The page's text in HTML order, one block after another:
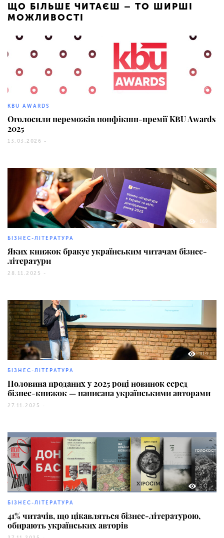
ЩО БІЛЬШЕ ЧИТАЄШ – ТО ШИРШІ
МОЖЛИВОСТІ
258
KBU AWARDS
Оголосили переможів нонфікшн-премії KBU Awards
2025
13.03.2026 -
169
БІЗНЕС-ЛІТЕРАТУРА
Яких книжок бракує українським читачам бізнес-
літератури
28.11.2025 -
314
БІЗНЕС-ЛІТЕРАТУРА
Половина проданих у 2025 році новинок серед
бізнес-книжок — написана українськими авторами
27.11.2025 -
141
БІЗНЕС-ЛІТЕРАТУРА
41% читачів, що цікавляться бізнес-літературою,
обирають українських авторів